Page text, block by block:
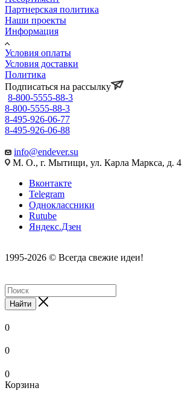
Партнерская политика
Наши проекты
Информация
Условия оплаты
Условия доставки
Политика
Подписаться на рассылку
8-800-5555-88-3
8-800-5555-88-3
8-495-926-06-77
8-495-926-06-88
info@endever.su
М. О., г. Мытищи, ул. Карла Маркса, д. 4
Вконтакте
Telegram
Одноклассники
Rutube
Яндекс.Дзен
1995-2026 © Всегда свежие идеи!
Найти
0
0
0
Корзина